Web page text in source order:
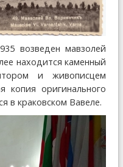
возведен мавзолей
находится каменный
и живописцем
оригинального
в краковском Вавеле.